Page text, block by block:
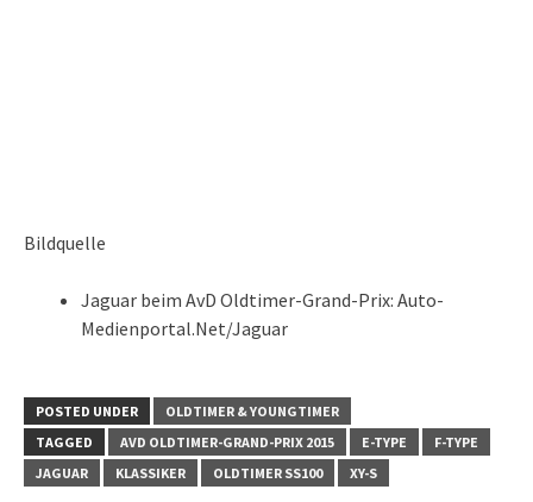
Bildquelle
Jaguar beim AvD Oldtimer-Grand-Prix: Auto-
Medienportal.Net/Jaguar
POSTED UNDER
OLDTIMER & YOUNGTIMER
TAGGED
AVD OLDTIMER-GRAND-PRIX 2015 E-TYPE
F-TYPE
JAGUAR
KLASSIKER OLDTIMER SS100 XY-S